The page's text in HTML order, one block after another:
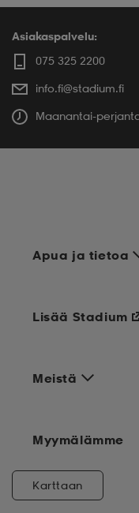
Asiakaspalvelu:
075 325 2200
info.fi@stadium.fi
Maanantai-
Apua ja tietoa
Meistä
Lisää Stadium
Myymälämme
Karttaan